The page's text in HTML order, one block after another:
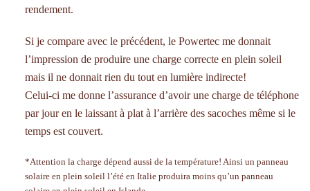
rendement.
Si je compare avec le précédent, le Powertec me donnait
l’impression de produire une charge correcte en plein soleil
mais il ne donnait rien du tout en lumière indirecte!
Celui-ci me donne l’assurance d’avoir une charge de téléphone
par jour en le laissant à plat à l’arrière des sacoches même si le
temps est couvert.
*Attention la charge dépend aussi de la température! Ainsi un panneau
solaire en plein soleil l’été en Italie produira moins qu’un panneau